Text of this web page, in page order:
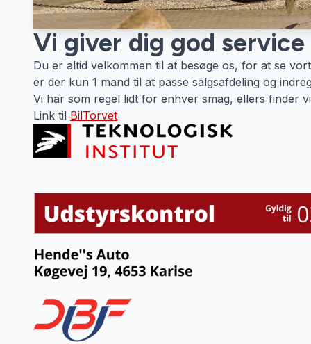
Vi giver dig god
Du er altid velkommen til at besøge os, for at se
er der kun 1 mand til at passe salgsafdeling og
Vi har som regel lidt for enhver smag, ellers finder
Link til BilTorvet